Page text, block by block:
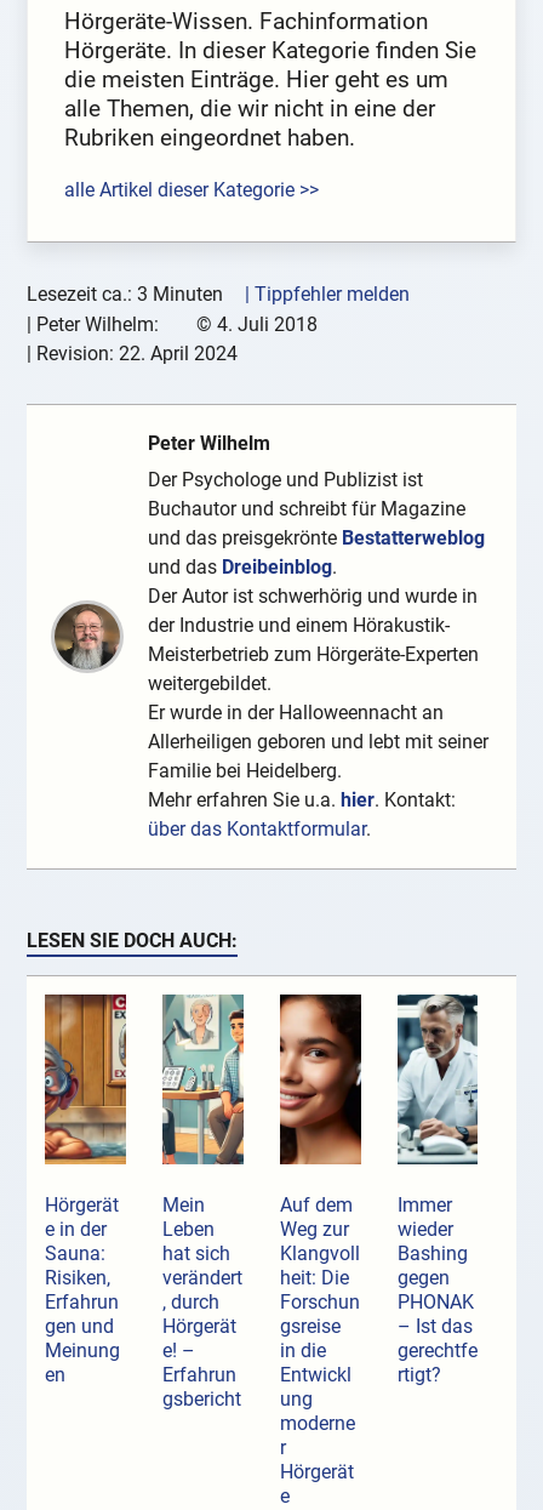
Hörgeräte-Wissen. Fachinformation
Hörgeräte. In dieser Kategorie finden Sie
die meisten Einträge. Hier geht es um
alle Themen, die wir nicht in eine der
Rubriken eingeordnet haben.
alle Artikel dieser Kategorie >>
Lesezeit ca.: 3 Minuten
| Tippfehler melden
Peter Wilhelm: © 4. Juli 2018
| Revision:22. April 2024
Peter Wilhelm
Der Psychologe und Publizist ist
Buchautor und schreibt für Magazine
und das preisgekrönte Bestatterweblog
und das Dreibeinblog.
Der Autor ist schwerhörig und wurde in
der Industrie und einem Hörakustik-
Meisterbetrieb zum Hörgeräte-Experten
weitergebildet.
Er wurde in der Halloweennacht an
Allerheiligen geboren und lebt mit seiner
Familie bei Heidelberg.
Mehr erfahren Sie u.a. hier. Kontakt:
über das Kontaktformular.
LESEN SIE DOCH AUCH:
Hörgerät
e in der
Sauna:
Risiken,
Erfahrun
gen und
Meinung
en
Mein
Leben
hat sich
verändert
, durch
Hörgerät
e! –
Erfahrun
gsbericht
Auf dem
Weg zur
Klangvoll
heit: Die
Forschun
gsreise
in die
Entwickl
ung
moderne
r
Hörgerät
e
Immer
wieder
Bashing
gegen
PHONAK
– Ist das
gerechtfe
rtigt?